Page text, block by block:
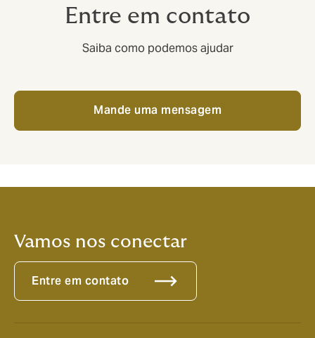
Entre em contato
Saiba como podemos ajudar
Mande uma mensagem
Vamos nos conectar
Entre em contato